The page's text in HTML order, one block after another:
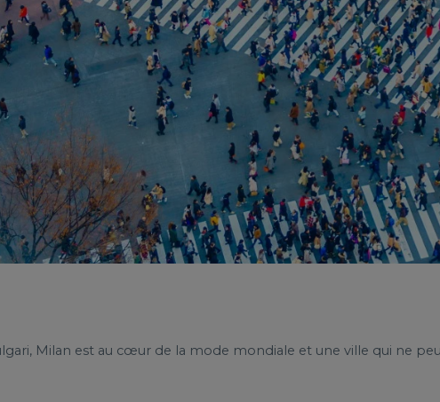
Milan est au cœur de la mode mondiale et une ville qui ne